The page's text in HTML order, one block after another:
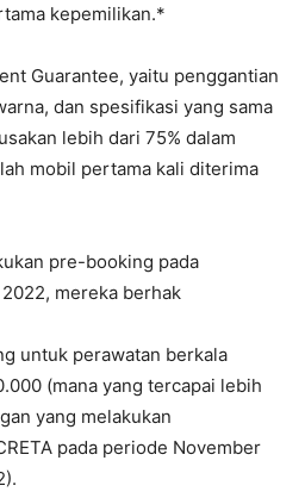
kepemilikan.*
Guarantee, yaitu penggantian
dan spesifikasi yang sama
lebih dari 75% dalam
mobil pertama kali diterima
pre-booking pada
mereka berhak
untuk perawatan berkala
(mana yang tercapai lebih
yang melakukan
pada periode November